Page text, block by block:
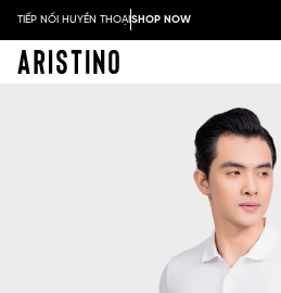
TIẾP NỐI HUYỀN THOẠISHOP NOW